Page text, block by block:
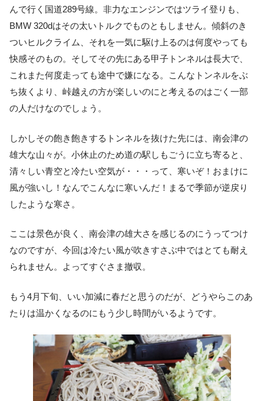
んで行く国道289号線。非力なエンジンではツライ登りも、
BMW 320dはその太いトルクでものともしません。傾斜のき
ついヒルクライム、それを一気に駆け上るのは何度やっても
快感そのもの。そしてその先にある甲子トンネルは長大で、
これまた何度走っても途中で嫌になる。こんなトンネルをぶ
ち抜くより、峠越えの方が楽しいのにと考えるのはごく一部
の人だけなのでしょう。
しかしその飽き飽きするトンネルを抜けた先には、南会津の
雄大な山々が。小休止のため道の駅しもごうに立ち寄ると、
清々しい青空と冷たい空気が・・・って、寒いぞ！おまけに
風が強いし！なんでこんなに寒いんだ！まるで季節が逆戻り
したような寒さ。
ここは景色が良く、南会津の雄大さを感じるのにうってつけ
なのですが、今回は冷たい風が吹きすさぶ中ではとても耐え
られません。よってすぐさま撤収。
もう4月下旬、いい加減に春だと思うのだが、どうやらこのあ
たりは温かくなるのにもう少し時間がいるようです。